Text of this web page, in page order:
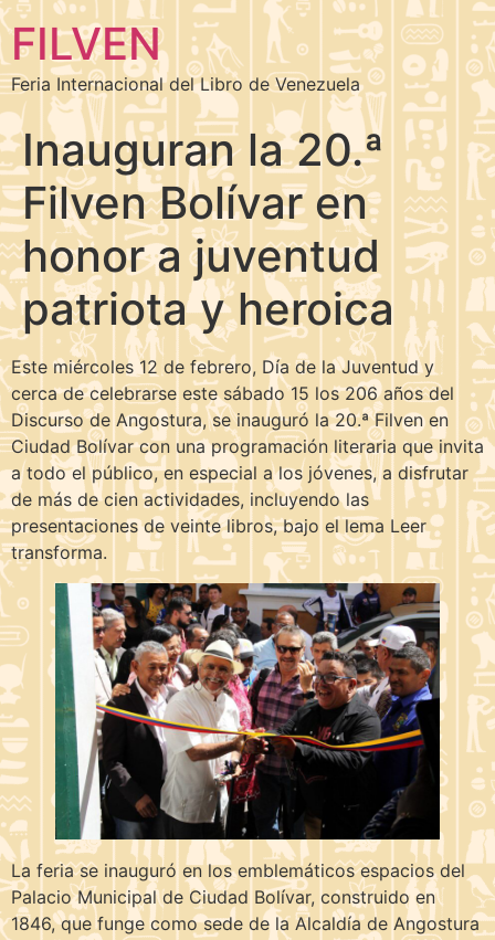
FILVEN
Feria Internacional del Libro de Venezuela
Inauguran la 20.ª
Filven Bolívar en
honor a juventud
patriota y heroica
Este miércoles 12 de febrero, Día de la Juventud y
cerca de celebrarse este sábado 15 los 206 años del
Discurso de Angostura, se inauguró la 20.ª Filven en
Ciudad Bolívar con una programación literaria que invita
a todo el público, en especial a los jóvenes, a disfrutar
de más de cien actividades, incluyendo las
presentaciones de veinte libros, bajo el lema Leer
transforma.
La feria se inauguró en los emblemáticos espacios del
Palacio Municipal de Ciudad Bolívar, construido en
1846, que funge como sede de la Alcaldía de Angostura